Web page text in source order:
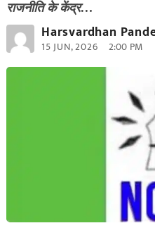
राजनीति के केंद्र…
Harsvardhan
15 JUN, 2026 2:00 PM